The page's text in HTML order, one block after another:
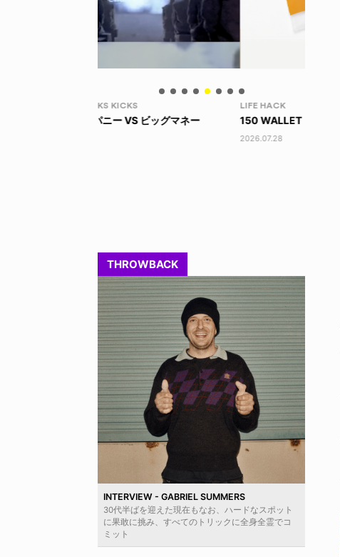
LIFE HACK
150 WALLET
THROWBACK
INTERVIEW - GABRIEL SUMMERS
30代半ばを迎えた現在もなお、ハードなスポット
に果敢に挑み、すべてのトリックに全身全霊でコ
ミット